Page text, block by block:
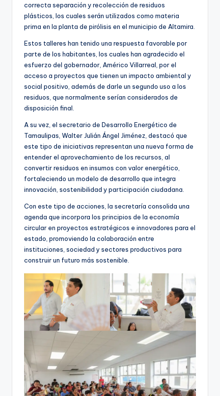
correcta separación y recolección de residuos
plásticos, los cuales serán utilizados como materia
prima en la planta de pirólisis en el municipio de Altamira.
Estos talleres han tenido una respuesta favorable por
parte de los habitantes, los cuales han agradecido el
esfuerzo del gobernador, Américo Villarreal, por el
acceso a proyectos que tienen un impacto ambiental y
social positivo, además de darle un segundo uso a los
residuos, que normalmente serían considerados de
disposición final.
A su vez, el secretario de Desarrollo Energético de
Tamaulipas, Walter Julián Ángel Jiménez, destacó que
este tipo de iniciativas representan una nueva forma de
entender el aprovechamiento de los recursos, al
convertir residuos en insumos con valor energético,
fortaleciendo un modelo de desarrollo que integra
innovación, sostenibilidad y participación ciudadana.
Con este tipo de acciones, la secretaría consolida una
agenda que incorpora los principios de la economía
circular en proyectos estratégicos e innovadores para el
estado, promoviendo la colaboración entre
instituciones, sociedad y sectores productivos para
construir un futuro más sostenible.